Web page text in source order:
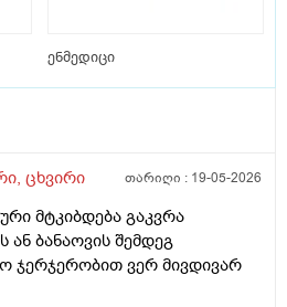
ენმედიცი
ცხვირი თარიღი : 19-05-2026
მტკიბდება გაკვრა
ბანაოვის შემდეგ
ჯერჯერობით ვერ მივდივარ